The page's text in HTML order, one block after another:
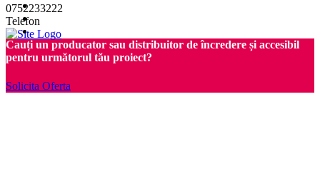
0752233222
Telefon
Cauți un producator sau distribuitor de încredere și accesibil
pentru următorul tău proiect?
Solicita Oferta